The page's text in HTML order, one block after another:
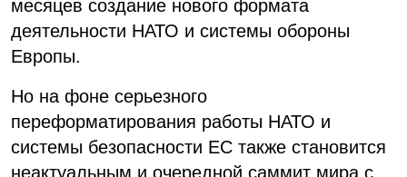
месяцев создание нового формата
деятельности НАТО и системы обороны
Европы.
Но на фоне серьезного
переформатирования работы НАТО и
системы безопасности ЕС также становится
неактуальным и очередной саммит мира с